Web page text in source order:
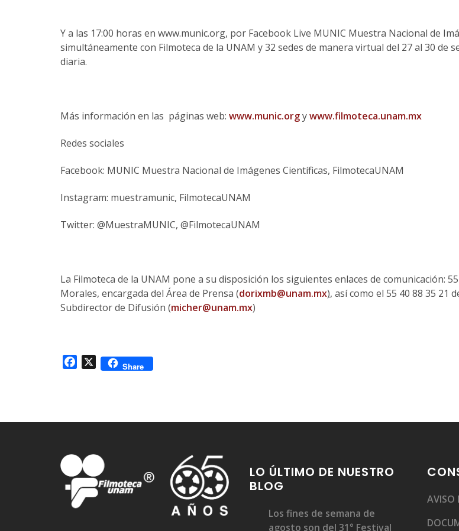
Y a las 17:00 horas en www.munic.org, por Facebook Live MUNIC Muestra Nacional de
simultáneamente con Filmoteca de la UNAM y 32 sedes de manera virtual del 27 al 30 de
diaria.
Más información en las páginas web: www.munic.orgywww.filmoteca.unam.mx
Redes sociales
Facebook: MUNIC Muestra Nacional de Imágenes Científicas, FilmotecaUNAM
Instagram: muestramunic, FilmotecaUNAM
Twitter: @MuestraMUNIC, @FilmotecaUNAM
La Filmoteca de la UNAM pone a su disposición los siguientes enlaces de comunicación:
Morales, encargada del Área de Prensa (dorixmb@unam.mx), así como el 55 40 88 35 21
Subdirector de Difusión (micher@unam.mx)
Facebook
X Share
LO ÚLTIMO DE NUESTRO
BLOG
Los fines de semana de
agosto son del 31° Festival
AVISO